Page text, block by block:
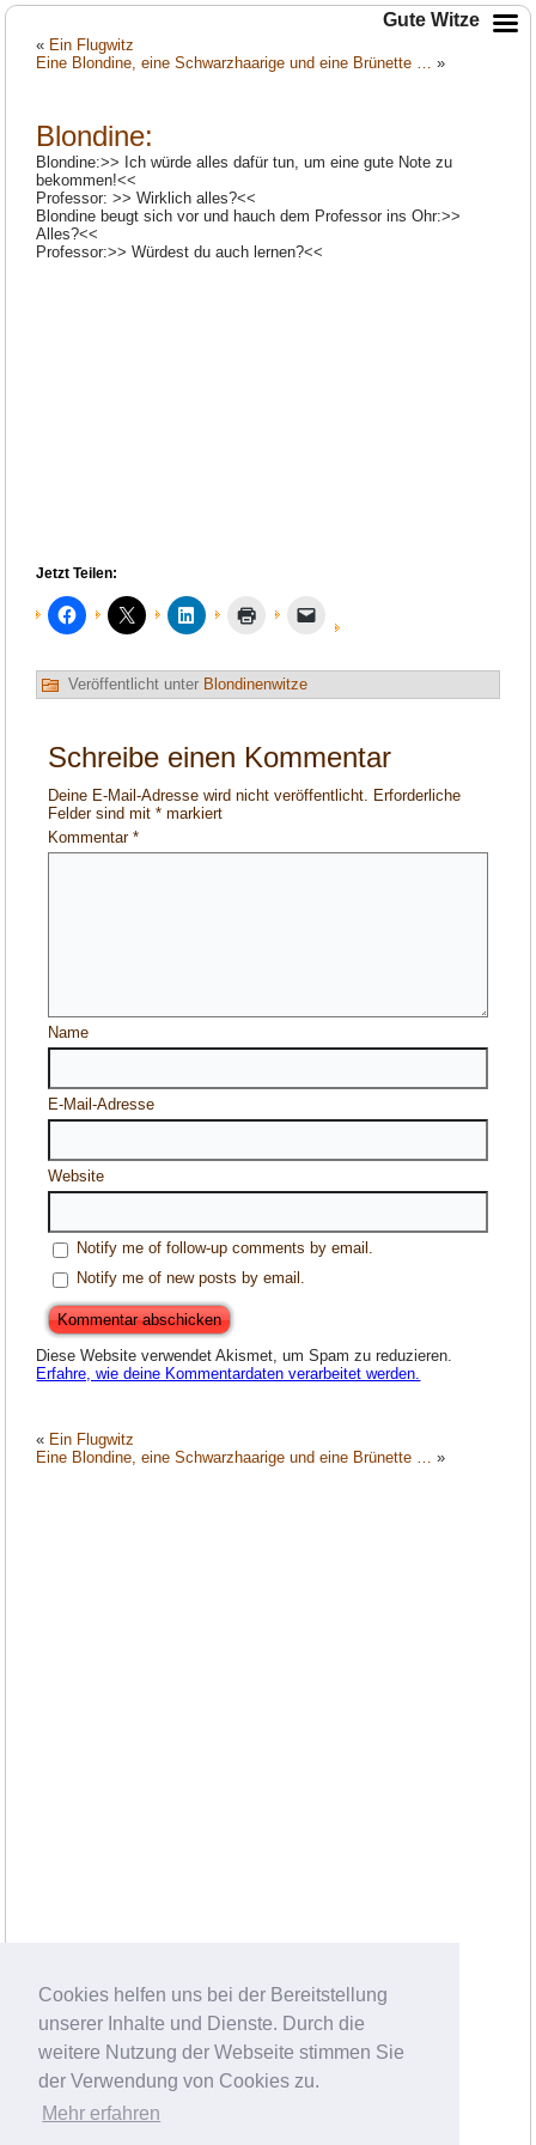
Cookies helfen uns bei der Bereitstellung
unserer Inhalte und Dienste. Durch die
weitere Nutzung der Webseite stimmen Sie
der Verwendung von Cookies zu.
Mehr erfahren
« Ein Flugwitz
Eine Blondine, eine Schwarzhaarige und eine Brünette … »
Blondine:
Blondine:>> Ich würde alles dafür tun, um eine gute Note zu
bekommen!<<
Professor: >> Wirklich alles?<<
Blondine beugt sich vor und hauch dem Professor ins Ohr:>>
Alles?<<
Professor:>> Würdest du auch lernen?<<
Jetzt Teilen:
Veröffentlicht unter Blondinenwitze
Schreibe einen Kommentar
Deine E-Mail-Adresse wird nicht veröffentlicht. Erforderliche
Felder sind mit* markiert
Kommentar*
Name
E-Mail-Adresse
Website
Notify me of follow-up comments by email.
Notify me of new posts by email.
Diese Website verwendet Akismet, um Spam zu reduzieren.
Erfahre, wie deine Kommentardaten verarbeitet werden.
« Ein Flugwitz
Eine Blondine, eine Schwarzhaarige und eine Brünette … »
Gute Witze